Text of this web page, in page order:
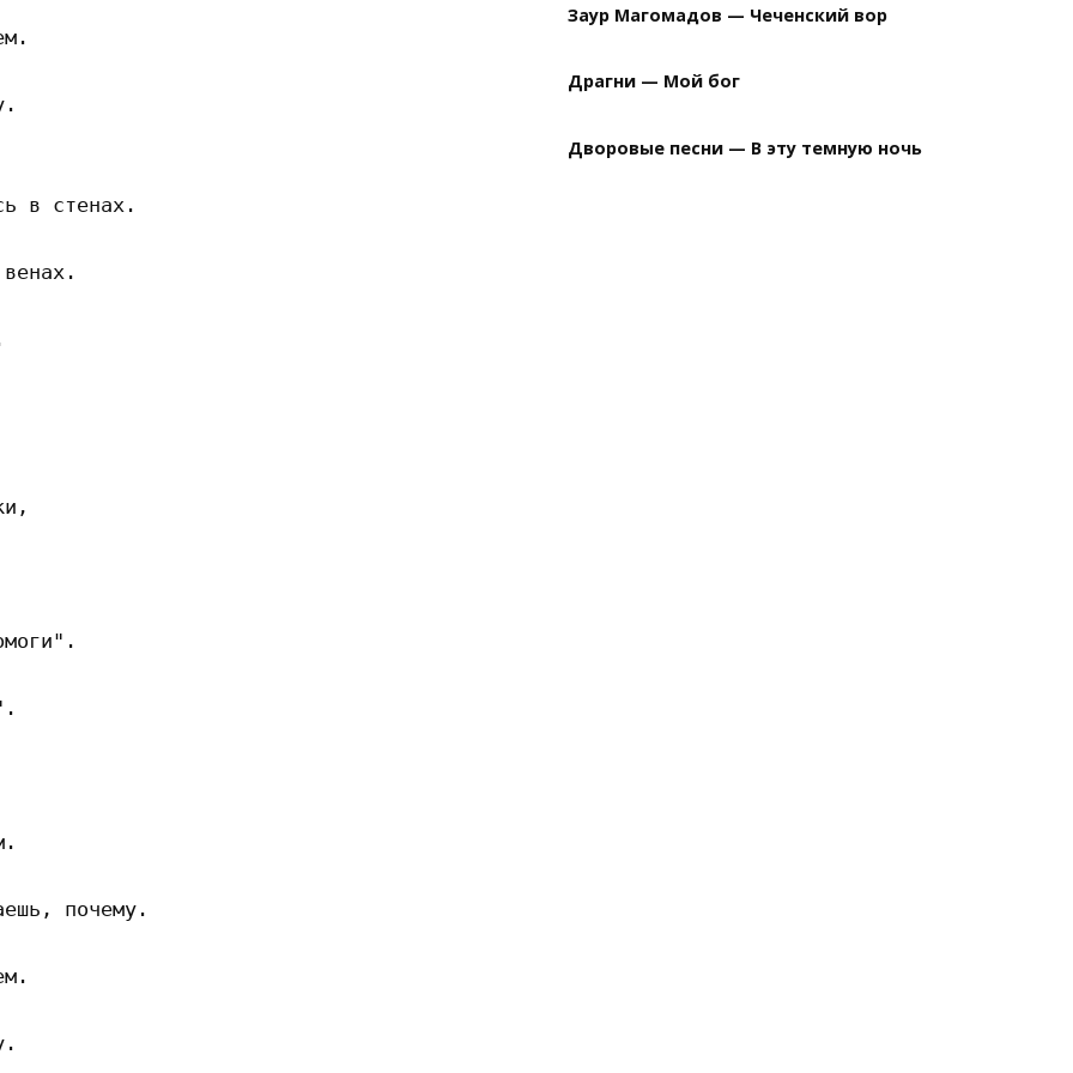
в стенах.
почему.
Заур Магомадов — Чеченский вор
Драгни — Мой бог
Дворовые песни — В эту темную ночь